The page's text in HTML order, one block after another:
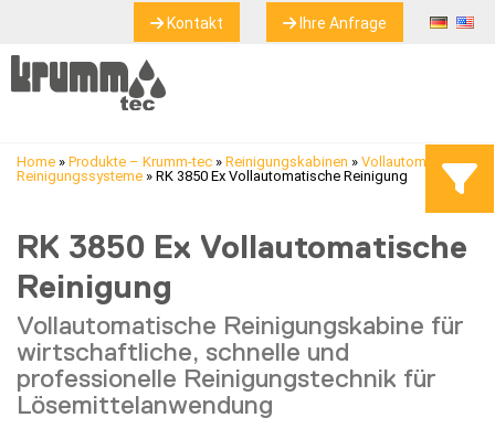
Kontakt Ihre Anfrage
Home » Produkte – Krumm-tec » Reinigungskabinen » Vollautomatische
Reinigungssysteme » RK 3850 Ex Vollautomatische Reinigung
RK 3850 Ex Vollautomatische
Reinigung
Vollautomatische Reinigungskabine für
wirtschaftliche, schnelle und
professionelle Reinigungstechnik für
Lösemittelanwendung